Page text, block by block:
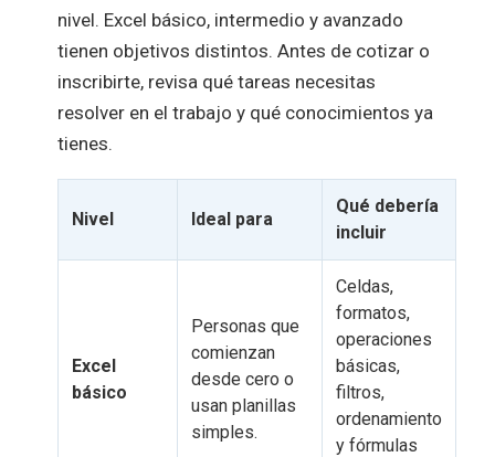
nivel. Excel básico, intermedio y avanzado
tienen objetivos distintos. Antes de cotizar o
inscribirte, revisa qué tareas necesitas
resolver en el trabajo y qué conocimientos ya
tienes.
Nivel Ideal para
Qué debería
incluir
Excel
básico
Personas que
comienzan
desde cero o
usan planillas
simples.
Celdas,
formatos,
operaciones
básicas,
filtros,
ordenamiento
y fórmulas